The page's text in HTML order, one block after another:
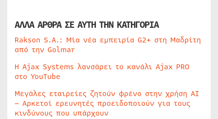
ΑΛΛΑ ΑΡΘΡΑ ΣΕ ΑΥΤΗ ΤΗΝ ΚΑΤΗΓΟΡΙΑ
Rakson S.A.: Μία νέα εμπειρία G2+ στη Μαδρίτη
από την Golmar
Η Ajax Systems λανσάρει το κανάλι Ajax PRO
στο YouTube
Μεγάλες εταιρείες ζητούν φρένο στην χρήση AI
– Αρκετοί ερευνητές προειδοποιούν για τους
κινδύνους που υπάρχουν